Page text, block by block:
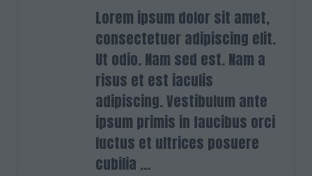
Lorem ipsum dolor sit amet,
consectetuer adipiscing elit.
Ut odio. Nam sed est. Nam a
risus et est iaculis
adipiscing. Vestibulum ante
ipsum primis in faucibus orci
luctus et ultrices posuere
cubilia ...